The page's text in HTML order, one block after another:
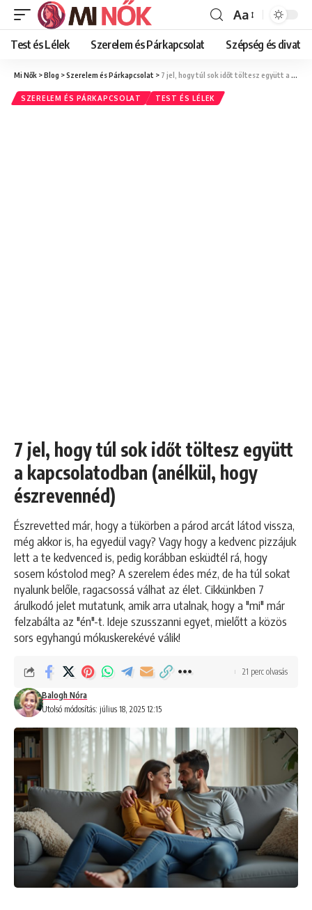
Font
Resizer
Aa
Test és Lélek Szerelem és Párkapcsolat Szépség és divat
Mi Nők >Blog >Szerelem és Párkapcsolat > 7 jel, hogy túl sok időt töltesz együtt a kapcsolatodban (anélkül, hogy észrevennéd)
SZERELEM ÉS PÁRKAPCSOLAT TEST ÉS LÉLEK
7 jel, hogy túl sok időt töltesz együtt
a kapcsolatodban (anélkül, hogy
észrevennéd)
Észrevetted már, hogy a tükörben a párod arcát látod vissza,
még akkor is, ha egyedül vagy? Vagy hogy a kedvenc pizzájuk
lett a te kedvenced is, pedig korábban esküdtél rá, hogy
sosem kóstolod meg? A szerelem édes méz, de ha túl sokat
nyalunk belőle, ragacsossá válhat az élet. Cikkünkben 7
árulkodó jelet mutatunk, amik arra utalnak, hogy a "mi" már
felzabálta az "én"-t. Ideje szusszanni egyet, mielőtt a közös
sors egyhangú mókuskerekévé válik!
Utolsó módosítás: július 18, 2025 12:15
Balogh Nóra
21 perc olvasás